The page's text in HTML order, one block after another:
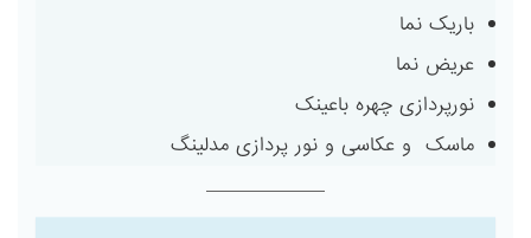
باریک نما
عریض نما
نورپردازی چهره باعینک
ماسک و عکاسی و نور پردازی مدلینگ